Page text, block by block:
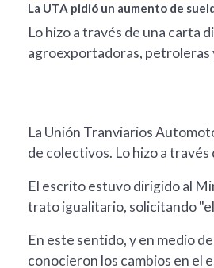
La UTA pidió un aumento de
Lo hizo a través de una carta
agroexportadoras, petroleras
La Unión Tranviarios
de colectivos. Lo hizo a
El escrito estuvo dirigido al
trato igualitario, solicitando
En este sentido, y en medio
conocieron los cambios en el